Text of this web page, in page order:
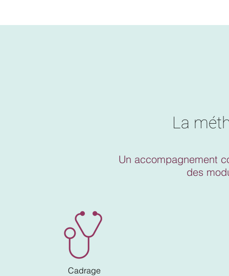
La
Un accompagnement
des
Cadrage